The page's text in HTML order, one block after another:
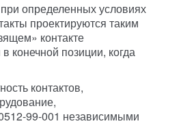
определенных условиях
проектируются таким
контакте
конечной позиции, когда
контактов,
99-001 независимыми